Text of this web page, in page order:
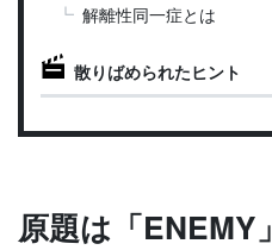
解離性同一症とは
散りばめられたヒント
原題は「ENEMY」